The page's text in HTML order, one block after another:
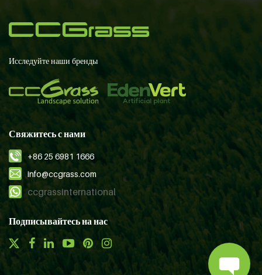
Исследуйте наши бренды
Свяжитесь с нами
+86 25 6981 1666
info@ccgrass.com
ccgrassinternational
Подписывайтесь на нас